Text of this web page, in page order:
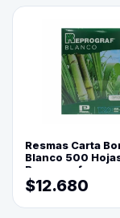
Resmas Carta
Blanco 500
Reprograf.
$12.680